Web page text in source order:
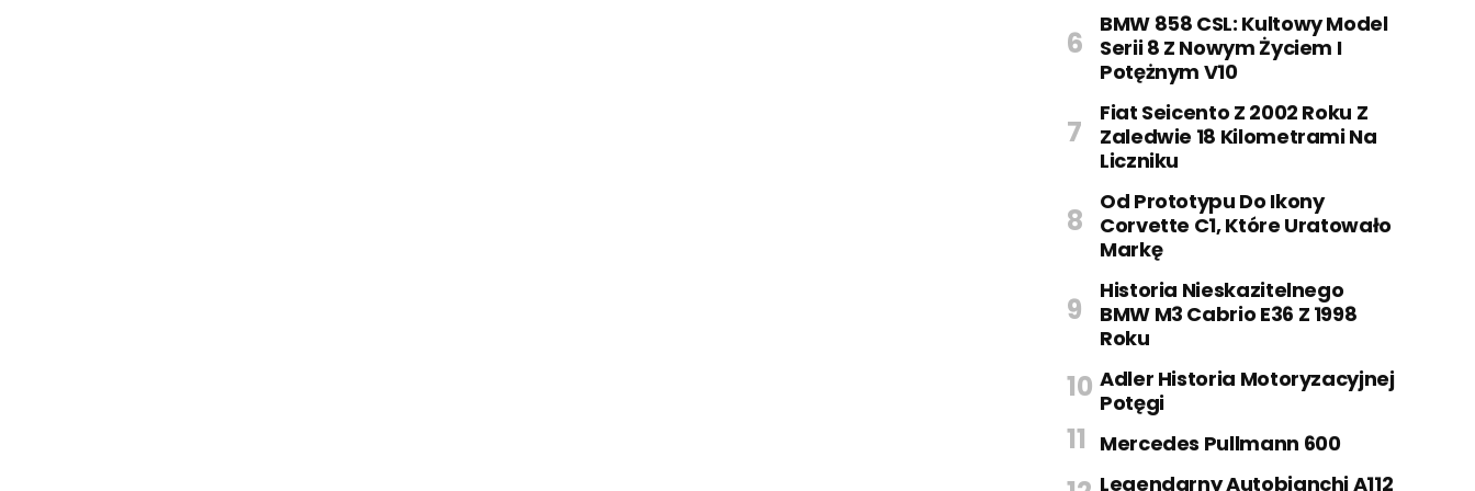
BMW 858 CSL: Kultowy Model
Serii 8 Z Nowym Życiem I
Potężnym V10
Fiat Seicento Z 2002 Roku Z
Zaledwie 18 Kilometrami Na
Liczniku
Od Prototypu Do Ikony
Corvette C1, Które Uratowało
Markę
Historia Nieskazitelnego
BMW M3 Cabrio E36 Z 1998
Roku
Adler Historia Motoryzacyjnej
Potęgi
Mercedes Pullmann 600
Legendarny Autobianchi A112